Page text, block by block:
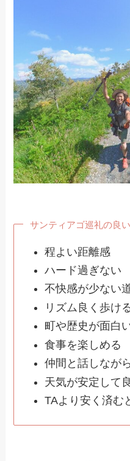
サンティアゴ巡礼の良
程よい距離感
ハード過ぎない
不快感が少ない
リズム良く歩け
町や歴史が面白
食事を楽しめる
仲間と話しなが
天気が安定して
TAより安く済む